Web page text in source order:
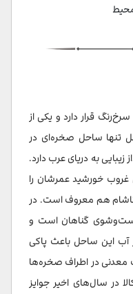
قرار دارد و یکی از
تنها ساحل صخره‌ای در
به دریای عرب دارد.
غروب خورشید عمرشان را
هم معروف است. در
شست‌وشوی گناهان است و
این ساحل باعث پاکی
در اطراف صخره‌ها
در سال‌های اخیر جوایز